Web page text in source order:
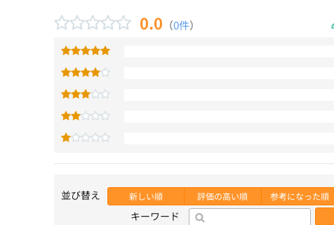
0.0 （0件）
並び替え 新しい順 評価の高い順 参考になった順
キーワード